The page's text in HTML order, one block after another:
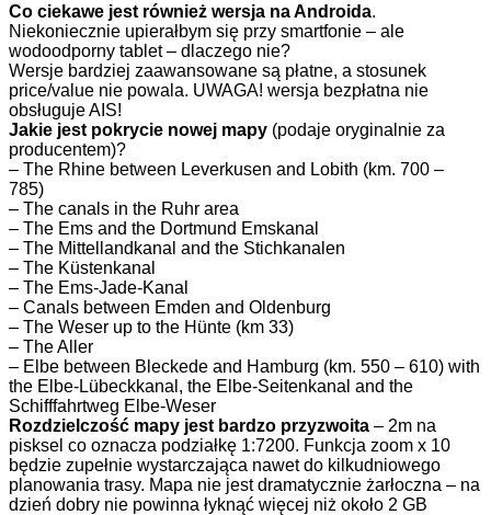
Co ciekawe jest również wersja na Androida.
Niekoniecznie upierałbym się przy smartfonie – ale
wodoodporny tablet – dlaczego nie?
Wersje bardziej zaawansowane są płatne, a stosunek
price/value nie powala. UWAGA! wersja bezpłatna nie
obsługuje AIS!
Jakie jest pokrycie nowej mapy (podaje oryginalnie za
producentem)?
– The Rhine between Leverkusen and Lobith (km. 700 –
785)
– The canals in the Ruhr area
– The Ems and the Dortmund Emskanal
– The Mittellandkanal and the Stichkanalen
– The Küstenkanal
– The Ems-Jade-Kanal
– Canals between Emden and Oldenburg
– The Weser up to the Hünte (km 33)
– The Aller
– Elbe between Bleckede and Hamburg (km. 550 – 610) with
the Elbe-Lübeckkanal, the Elbe-Seitenkanal and the
Schifffahrtweg Elbe-Weser
Rozdzielczość mapy jest bardzo przyzwoita – 2m na
pisksel co oznacza podziałkę 1:7200. Funkcja zoom x 10
będzie zupełnie wystarczająca nawet do kilkudniowego
planowania trasy. Mapa nie jest dramatycznie żarłoczna – na
dzień dobry nie powinna łyknąć więcej niż około 2 GB